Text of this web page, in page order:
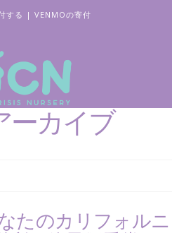
する | VENMOの寄付
ーカイブ
たのカリフォルニ